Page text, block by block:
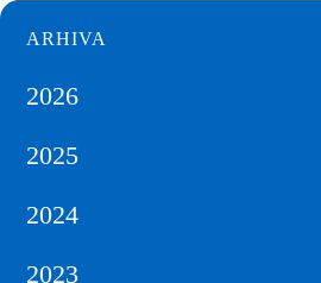
ARHIVA
2026
2025
2024
2023